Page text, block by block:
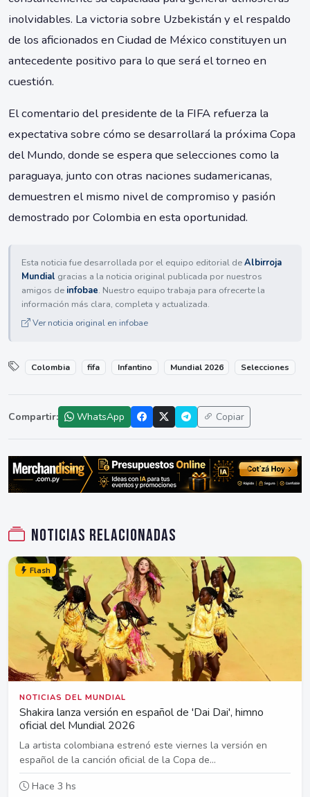
inolvidables. La victoria sobre Uzbekistán y el respaldo
de los aficionados en Ciudad de México constituyen un
antecedente positivo para lo que será el torneo en
cuestión.
El comentario del presidente de la FIFA refuerza la
expectativa sobre cómo se desarrollará la próxima Copa
del Mundo, donde se espera que selecciones como la
paraguaya, junto con otras naciones sudamericanas,
demuestren el mismo nivel de compromiso y pasión
demostrado por Colombia en esta oportunidad.
Esta noticia fue desarrollada por el equipo editorial deAlbirroja
Mundial gracias a la noticia original publicada por nuestros
amigos de infobae. Nuestro equipo trabaja para ofrecerte la
información más clara, completa y actualizada.
Ver noticia original en infobae
Colombia fifa Infantino Mundial 2026 Selecciones
Compartir: WhatsApp Copiar
Noticias relacionadas
Flash
NOTICIAS DEL MUNDIAL
Shakira lanza versión en español de 'Dai Dai', himno
oficial del Mundial 2026
La artista colombiana estrenó este viernes la versión en
español de la canción oficial de la Copa de...
Hace 3 hs